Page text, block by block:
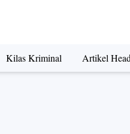
Kilas Kriminal Artikel